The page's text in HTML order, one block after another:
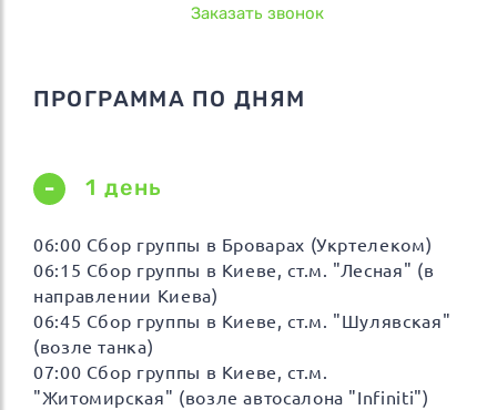
Заказать звонок
ПРОГРАММА ПО ДНЯМ
1 день
06:00 Сбор группы в Броварах (Укртелеком)
06:15 Сбор группы в Киеве, ст.м. "Лесная" (в
направлении Киева)
06:45 Сбор группы в Киеве, ст.м. "Шулявская"
(возле танка)
07:00 Сбор группы в Киеве, ст.м.
"Житомирская" (возле автосалона "Infiniti")